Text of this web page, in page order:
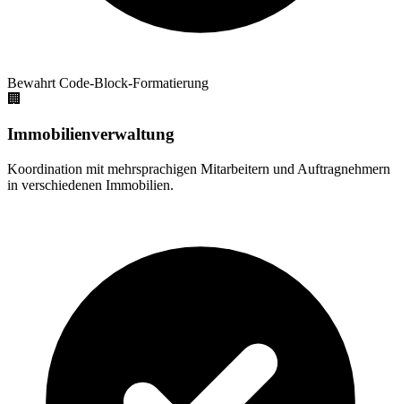
Bewahrt Code-Block-Formatierung
🏢
Immobilienverwaltung
Koordination mit mehrsprachigen Mitarbeitern und Auftragnehmern
in verschiedenen Immobilien.